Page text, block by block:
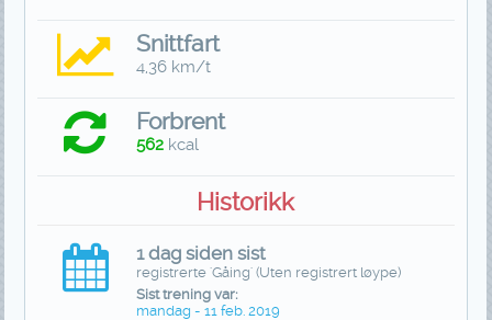
Snittfart
4,36 km/t
Forbrent
562 kcal
Historikk
1 dag siden sist
registrerte 'Gåing' (Uten registrert løype)
Sist trening var:
mandag - 11 feb. 2019